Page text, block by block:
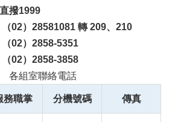
撥1999
（02）28581081 轉 209、210
（02）2858-5351
（02）2858-3858
各組室聯絡電話
務職掌 分機號碼 傳真